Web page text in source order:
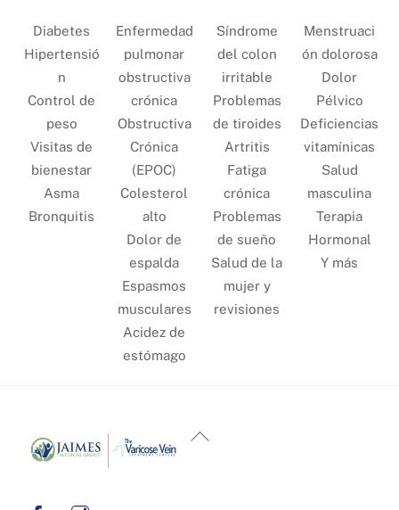
Diabetes
Hipertensió
n
Control de
peso
Visitas de
bienestar
Asma
Bronquitis
Enfermedad
pulmonar
obstructiva
crónica
Obstructiva
Crónica
(EPOC)
Colesterol
alto
Dolor de
espalda
Espasmos
musculares
Acidez de
estómago
Síndrome
del colon
irritable
Problemas
de tiroides
Artritis
Fatiga
crónica
Problemas
de sueño
Salud de la
mujer y
revisiones
Menstruaci
ón dolorosa
Dolor
Pélvico
Deficiencias
vitamínicas
Salud
masculina
Terapia
Hormonal
Y más
BACK